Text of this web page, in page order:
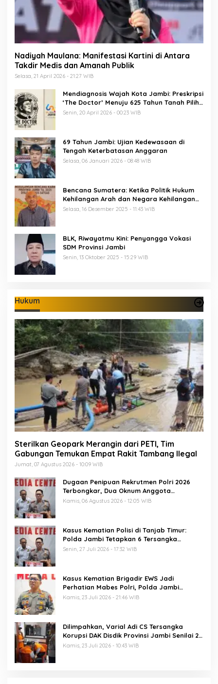
Nadiyah Maulana: Manifestasi Kartini di Antara
Takdir Medis dan Amanah Publik
Selasa, 21 April 2026 - 21:27 WIB
Mendiagnosis Wajah Kota Jambi: Preskripsi
‘The Doctor’ Menuju 625 Tahun Tanah Pilih
Pusako Batuah
Senin, 20 April 2026 - 00:23 WIB
69 Tahun Jambi: Ujian Kedewasaan di
Tengah Keterbatasan Anggaran
Selasa, 06 Januari 2026 - 08:48 WIB
Bencana Sumatera: Ketika Politik Hukum
Kehilangan Arah dan Negara Kehilangan
Keberanian
Selasa, 16 Desember 2025 - 11:43 WIB
BLK, Riwayatmu Kini: Penyangga Vokasi
SDM Provinsi Jambi
Senin, 13 Oktober 2025 - 15:29 WIB
Hukum
Sterilkan Geopark Merangin dari PETI, Tim
Gabungan Temukan Empat Rakit Tambang Ilegal
Jumat, 07 Agustus 2026 - 10:09 WIB
Dugaan Penipuan Rekrutmen Polri 2026
Terbongkar, Dua Oknum Anggota
Diamankan Propam Polda Jambi
Kamis, 06 Agustus 2026 - 12:05 WIB
Kasus Kematian Polisi di Tanjab Timur:
Polda Jambi Tetapkan 6 Tersangka
Termasuk 5 Anggota Polri
Senin, 27 Juli 2026 - 17:32 WIB
Kasus Kematian Brigadir EWS Jadi
Perhatian Mabes Polri, Polda Jambi
Periksa 18 Saksi
Kamis, 23 Juli 2026 - 21:46 WIB
Dilimpahkan, Varial Adi CS Tersangka
Korupsi DAK Disdik Provinsi Jambi Senilai 21
M Segera Disidang
Kamis, 23 Juli 2026 - 10:43 WIB